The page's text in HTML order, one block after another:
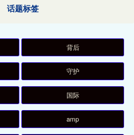
话题标签
背后
守护
国际
amp